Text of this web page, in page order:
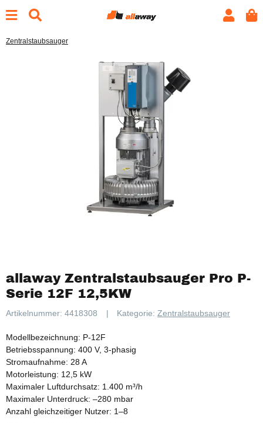
Zentralstaubsauger
allaway Zentralstaubsauger Pro P-
Serie 12F 12,5KW
Artikelnummer: 4418308 Kategorie: Zentralstaubsauger
Modellbezeichnung: P-12F
Betriebsspannung: 400 V, 3-phasig
Stromaufnahme: 28 A
Motorleistung: 12,5 kW
Maximaler Luftdurchsatz: 1.400 m³/h
Maximaler Unterdruck: –280 mbar
Anzahl gleichzeitiger Nutzer: 1–8